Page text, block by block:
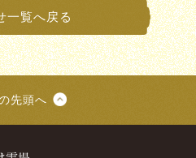
一覧へ戻る
先頭へ